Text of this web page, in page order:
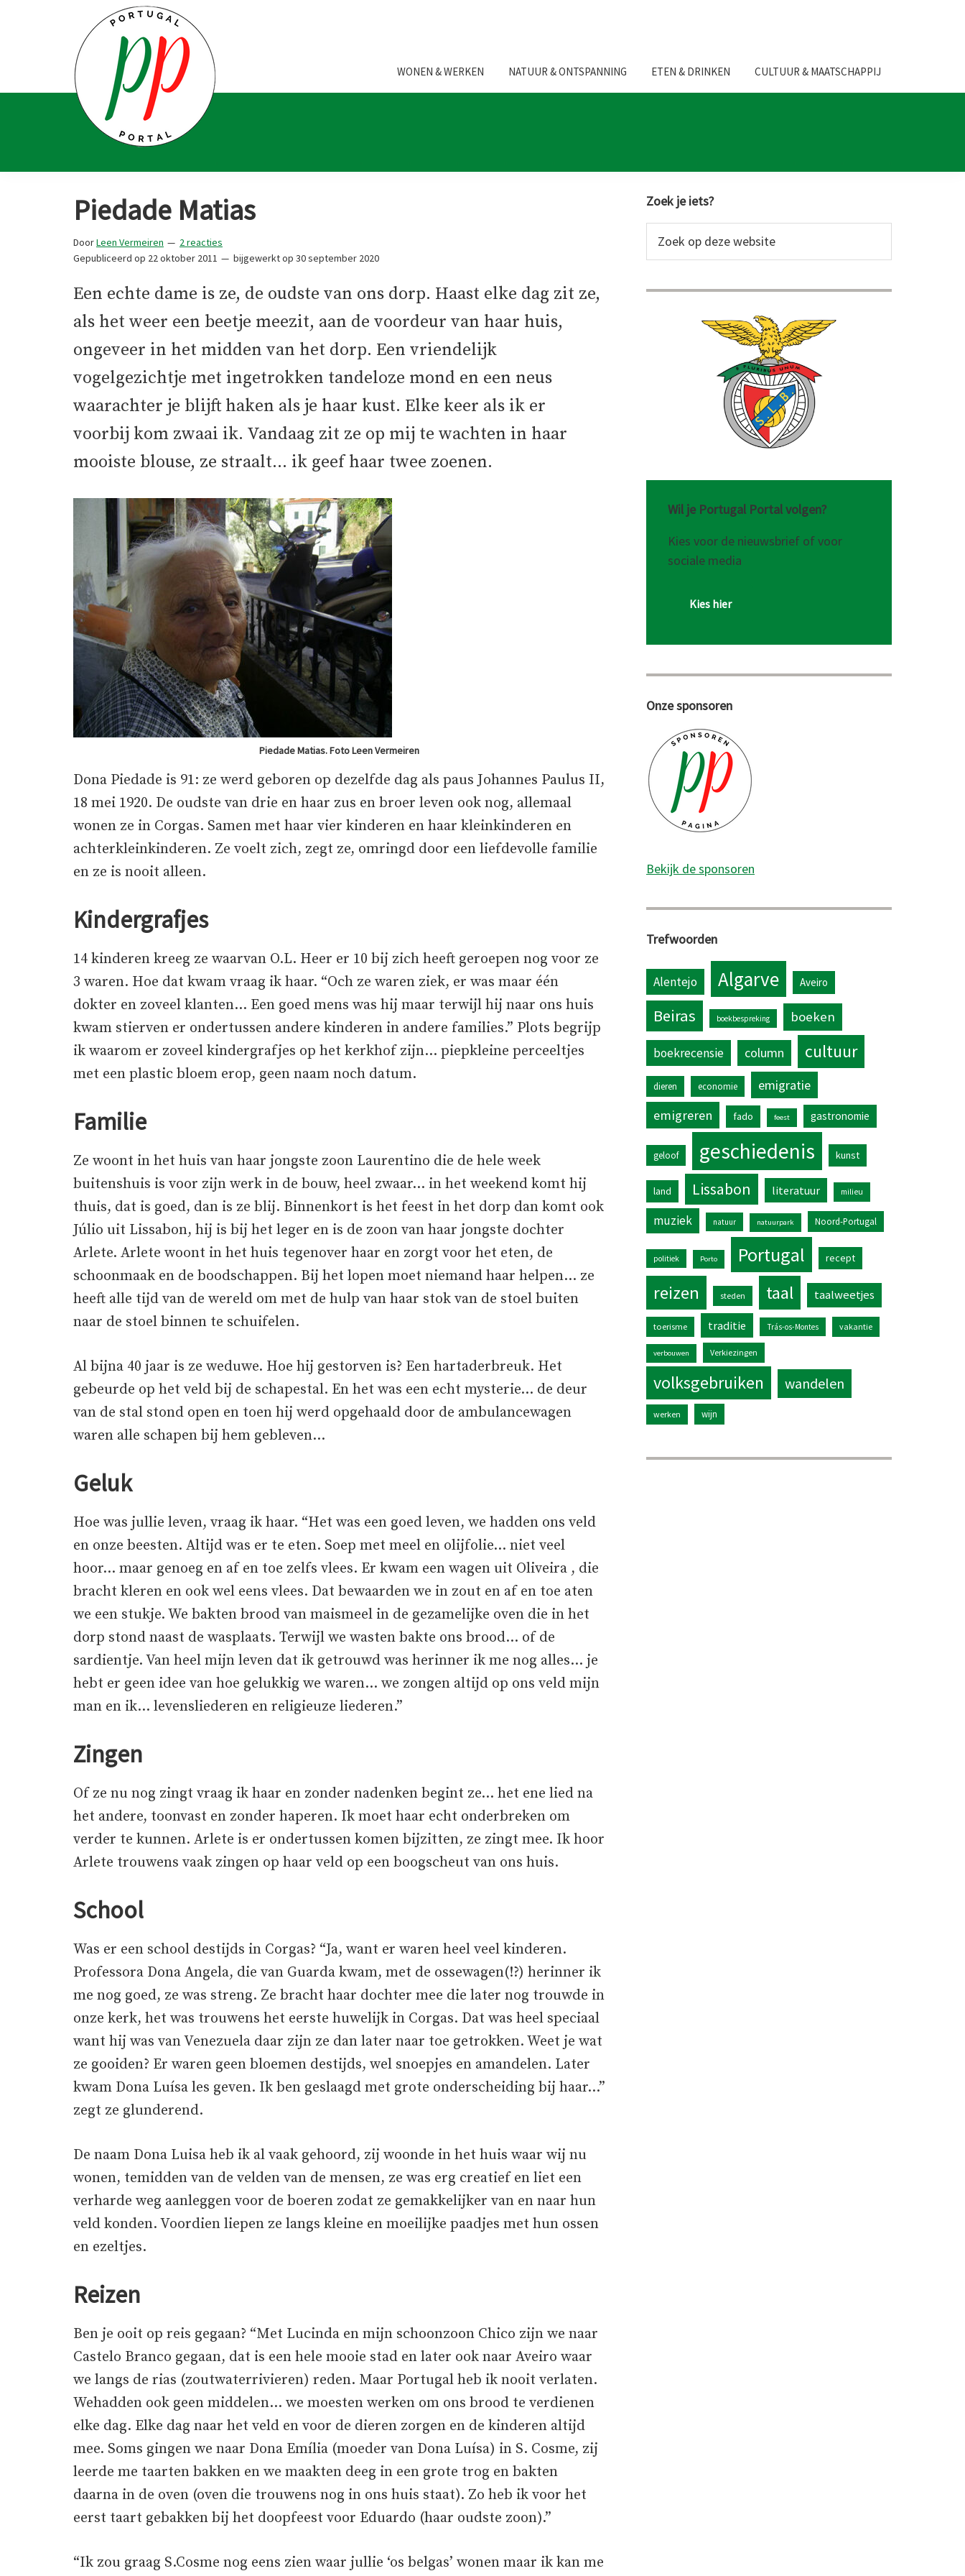
hoofdnavigatie
Portal
en
fanaten
WONEN & WERKEN NATUUR & ONTSPANNING ETEN & DRINKEN CULTUUR & MAATSCHAPPIJ
Piedade Matias
DoorLeen Vermeiren
2 reacties
Gepubliceerd op 22 oktober 2011 bijgewerkt op 30 september 2020
Een echte dame is ze, de oudste van ons dorp. Haast elke dag zit ze,
als het weer een beetje meezit, aan de voordeur van haar huis,
ongeveer in het midden van het dorp. Een vriendelijk
vogelgezichtje met ingetrokken tandeloze mond en een neus
waarachter je blijft haken als je haar kust. Elke keer als ik er
voorbij kom zwaai ik. Vandaag zit ze op mij te wachten in haar
mooiste blouse, ze straalt… ik geef haar twee zoenen.
Piedade Matias. Foto Leen Vermeiren
Dona Piedade is 91: ze werd geboren op dezelfde dag als paus Johannes Paulus II,
18 mei 1920. De oudste van drie en haar zus en broer leven ook nog, allemaal
wonen ze in Corgas. Samen met haar vier kinderen en haar kleinkinderen en
achterkleinkinderen. Ze voelt zich, zegt ze, omringd door een liefdevolle familie
en ze is nooit alleen.
Kindergrafjes
14 kinderen kreeg ze waarvan O.L. Heer er 10 bij zich heeft geroepen nog voor ze
3 waren. Hoe dat kwam vraag ik haar. “Och ze waren ziek, er was maar één
dokter en zoveel klanten… Een goed mens was hij maar terwijl hij naar ons huis
kwam stierven er ondertussen andere kinderen in andere families.” Plots begrijp
ik waarom er zoveel kindergrafjes op het kerkhof zijn… piepkleine perceeltjes
met een plastic bloem erop, geen naam noch datum.
Familie
Ze woont in het huis van haar jongste zoon Laurentino die de hele week
buitenshuis is voor zijn werk in de bouw, heel zwaar… in het weekend komt hij
thuis, dat is goed, dan is ze blij. Binnenkort is het feest in het dorp dan komt ook
Júlio uit Lissabon, hij is bij het leger en is de zoon van haar jongste dochter
Arlete. Arlete woont in het huis tegenover haar en zorgt voor het eten, de
schoonmaak en de boodschappen. Bij het lopen moet niemand haar helpen… ze
heeft alle tijd van de wereld om met de hulp van haar stok van de stoel buiten
naar de stoel binnen te schuifelen.
Al bijna 40 jaar is ze weduwe. Hoe hij gestorven is? Een hartaderbreuk. Het
gebeurde op het veld bij de schapestal. En het was een echt mysterie… de deur
van de stal stond open en toen hij werd opgehaald door de ambulancewagen
waren alle schapen bij hem gebleven…
Geluk
Hoe was jullie leven, vraag ik haar. “Het was een goed leven, we hadden ons veld
en onze beesten. Altijd was er te eten. Soep met meel en olijfolie… niet veel
hoor… maar genoeg en af en toe zelfs vlees. Er kwam een wagen uit Oliveira , die
bracht kleren en ook wel eens vlees. Dat bewaarden we in zout en af en toe aten
we een stukje. We bakten brood van maismeel in de gezamelijke oven die in het
dorp stond naast de wasplaats. Terwijl we wasten bakte ons brood… of de
sardientje. Van heel mijn leven dat ik getrouwd was herinner ik me nog alles… je
hebt er geen idee van hoe gelukkig we waren… we zongen altijd op ons veld mijn
man en ik… levensliederen en religieuze liederen.”
Zingen
Of ze nu nog zingt vraag ik haar en zonder nadenken begint ze… het ene lied na
het andere, toonvast en zonder haperen. Ik moet haar echt onderbreken om
verder te kunnen. Arlete is er ondertussen komen bijzitten, ze zingt mee. Ik hoor
Arlete trouwens vaak zingen op haar veld op een boogscheut van ons huis.
School
Was er een school destijds in Corgas? “Ja, want er waren heel veel kinderen.
Professora Dona Angela, die van Guarda kwam, met de ossewagen(!?) herinner ik
me nog goed, ze was streng. Ze bracht haar dochter mee die later nog trouwde in
onze kerk, het was trouwens het eerste huwelijk in Corgas. Dat was heel speciaal
want hij was van Venezuela daar zijn ze dan later naar toe getrokken. Weet je wat
ze gooiden? Er waren geen bloemen destijds, wel snoepjes en amandelen. Later
kwam Dona Luísa les geven. Ik ben geslaagd met grote onderscheiding bij haar…”
zegt ze glunderend.
De naam Dona Luisa heb ik al vaak gehoord, zij woonde in het huis waar wij nu
wonen, temidden van de velden van de mensen, ze was erg creatief en liet een
verharde weg aanleggen voor de boeren zodat ze gemakkelijker van en naar hun
veld konden. Voordien liepen ze langs kleine en moeilijke paadjes met hun ossen
en ezeltjes.
Reizen
Ben je ooit op reis gegaan? “Met Lucinda en mijn schoonzoon Chico zijn we naar
Castelo Branco gegaan, dat is een hele mooie stad en later ook naar Aveiro waar
we langs de rias (zoutwaterrivieren) reden. Maar Portugal heb ik nooit verlaten.
Wehadden ook geen middelen… we moesten werken om ons brood te verdienen
elke dag. Elke dag naar het veld en voor de dieren zorgen en de kinderen altijd
mee. Soms gingen we naar Dona Emília (moeder van Dona Luísa) in S. Cosme, zij
leerde me taarten bakken en we maakten deeg in een grote trog en bakten
daarna in de oven (oven die trouwens nog in ons huis staat). Zo heb ik voor het
eerst taart gebakken bij het doopfeest voor Eduardo (haar oudste zoon).”
“Ik zou graag S.Cosme nog eens zien waar jullie ‘os belgas’ wonen maar ik kan me
Primaire
Sidebar
Zoek je iets?
op
website
Wil je Portugal Portal volgen?
Kies voor de nieuwsbrief of voor
sociale media
Kies hier
Onze sponsoren
Bekijk de sponsoren
Trefwoorden
Alentejo Algarve Aveiro
Beiras boekbespreking boeken
boekrecensie column cultuur
dieren economie
emigratie
emigreren
fado feest gastronomie
geloof geschiedenis kunst
land Lissabon literatuur milieu
muziek natuur natuurpark Noord-Portugal
politiek Porto Portugal recept
reizen steden taal taalweetjes
toerisme traditie Trás-os-Montes vakantie
verbouwen Verkiezingen
volksgebruiken wandelen
werken wijn